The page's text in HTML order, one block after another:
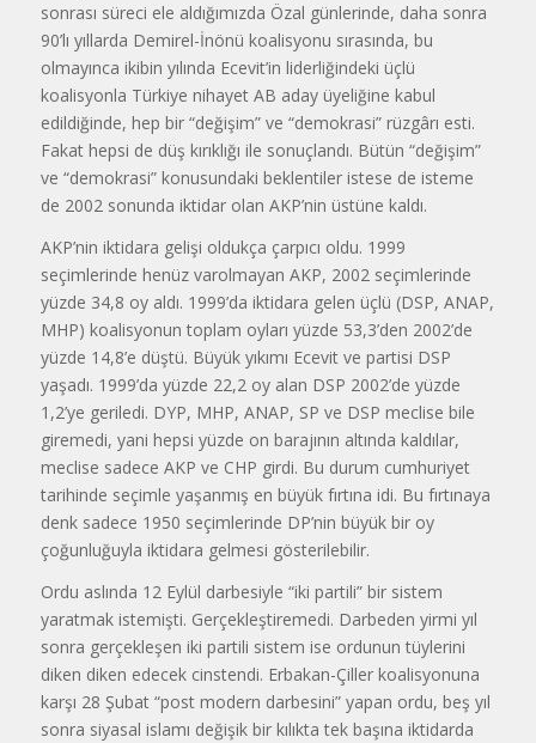
sonrası süreci ele aldığımızda Özal günlerinde, daha sonra
90’lı yıllarda Demirel-İnönü koalisyonu sırasında, bu
olmayınca ikibin yılında Ecevit’in liderliğindeki üçlü
koalisyonla Türkiye nihayet AB aday üyeliğine kabul
edildiğinde, hep bir “değişim” ve “demokrasi” rüzgârı esti.
Fakat hepsi de düş kırıklığı ile sonuçlandı. Bütün “değişim”
ve “demokrasi” konusundaki beklentiler istese de isteme
de 2002 sonunda iktidar olan AKP’nin üstüne kaldı.
AKP’nin iktidara gelişi oldukça çarpıcı oldu. 1999
seçimlerinde henüz varolmayan AKP, 2002 seçimlerinde
yüzde 34,8 oy aldı. 1999’da iktidara gelen üçlü (DSP, ANAP,
MHP) koalisyonun toplam oyları yüzde 53,3’den 2002’de
yüzde 14,8’e düştü. Büyük yıkımı Ecevit ve partisi DSP
yaşadı. 1999’da yüzde 22,2 oy alan DSP 2002’de yüzde
1,2’ye geriledi. DYP, MHP, ANAP, SP ve DSP meclise bile
giremedi, yani hepsi yüzde on barajının altında kaldılar,
meclise sadece AKP ve CHP girdi. Bu durum cumhuriyet
tarihinde seçimle yaşanmış en büyük fırtına idi. Bu fırtınaya
denk sadece 1950 seçimlerinde DP’nin büyük bir oy
çoğunluğuyla iktidara gelmesi gösterilebilir.
Ordu aslında 12 Eylül darbesiyle “iki partili” bir sistem
yaratmak istemişti. Gerçekleştiremedi. Darbeden yirmi yıl
sonra gerçekleşen iki partili sistem ise ordunun tüylerini
diken diken edecek cinstendi. Erbakan-Çiller koalisyonuna
karşı 28 Şubat “post modern darbesini” yapan ordu, beş yıl
sonra siyasal islamı değişik bir kılıkta tek başına iktidarda